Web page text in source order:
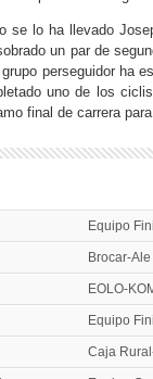
se lo ha llevado
un par de
perseguidor ha
uno de los
final de carrera
Equipo
Brocar-Ale
EOLO-
Equipo
Caja